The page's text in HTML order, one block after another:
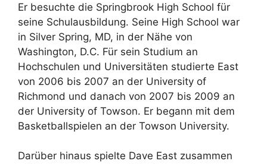
Er besuchte die Springbrook High School für
seine Schulausbildung. Seine High School war
in Silver Spring, MD, in der Nähe von
Washington, D.C. Für sein Studium an
Hochschulen und Universitäten studierte East
von 2006 bis 2007 an der University of
Richmond und danach von 2007 bis 2009 an
der University of Towson. Er begann mit dem
Basketballspielen an der Towson University.
Darüber hinaus spielte Dave East zusammen